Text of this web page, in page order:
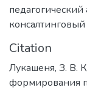
педагогический
Citation
Лукашеня, З. В.
формирования